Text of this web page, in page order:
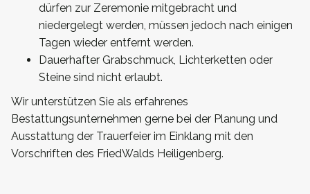
dürfen zur Zeremonie mitgebracht und
niedergelegt werden, müssen jedoch nach einigen
Tagen wieder entfernt werden.
Dauerhafter Grabschmuck, Lichterketten oder
Steine sind nicht erlaubt.
Wir unterstützen Sie als erfahrenes
Bestattungsunternehmen gerne bei der Planung und
Ausstattung der Trauerfeier im Einklang mit den
Vorschriften des FriedWalds Heiligenberg.